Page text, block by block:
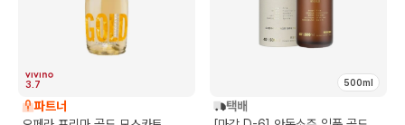
3.7
파트너
500ml
택배